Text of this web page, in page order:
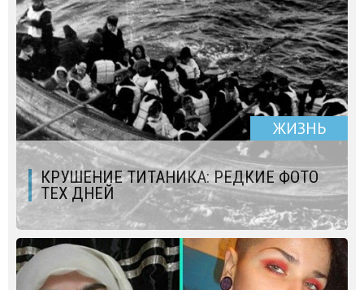
ЖИЗНЬ
КРУШЕНИЕ ТИТАНИКА: РЕДКИЕ ФОТО
ТЕХ ДНЕЙ